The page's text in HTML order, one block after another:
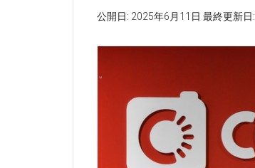
公開日: 2025年6月11日 最終更新日: